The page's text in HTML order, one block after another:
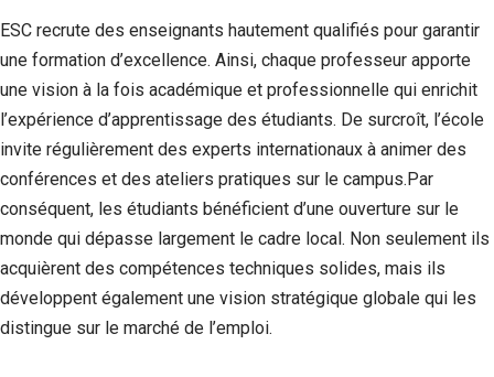
ESC recrute des enseignants hautement qualifiés pour garantir
une formation d’excellence. Ainsi, chaque professeur apporte
une vision à la fois académique et professionnelle qui enrichit
l’expérience d’apprentissage des étudiants. De surcroît, l’école
invite régulièrement des experts internationaux à animer des
conférences et des ateliers pratiques sur le campus.Par
conséquent, les étudiants bénéficient d’une ouverture sur le
monde qui dépasse largement le cadre local. Non seulement ils
acquièrent des compétences techniques solides, mais ils
développent également une vision stratégique globale qui les
distingue sur le marché de l’emploi.